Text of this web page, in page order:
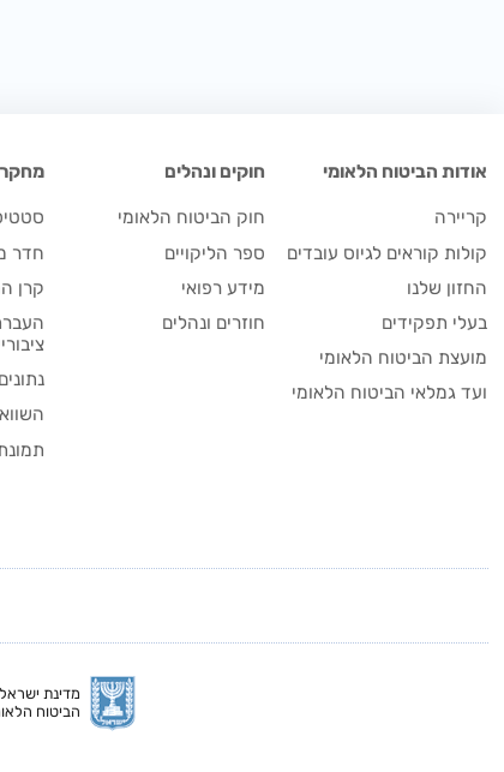
אודות הביטוח הלאומי
קריירה
קולות קוראים לגיוס עובדים
החזון שלנו
בעלי תפקידים
מועצת הביטוח הלאומי
ועד גמלאי הביטוח הלאומי
חוקים ונהלים
חוק הביטוח הלאומי
ספר הליקויים
מידע רפואי
חוזרים ונהלים
מחקר
חדר
קרן
מדינת ישראל
הביטוח